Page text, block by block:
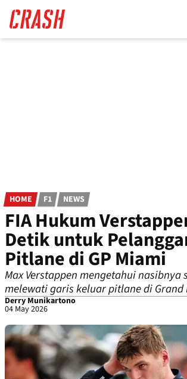
main
content
HOME F1 NEWS
FIA Hukum
Detik untuk
Pitlane di GP Miami
Max Verstappen mengetahui nasibnya
melewati garis keluar pitlane di Grand
Derry Munikartono
04 May 2026